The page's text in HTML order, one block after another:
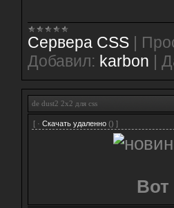
Сервера CSS
Добавил: karbon
de dust2 2x2 для css
[ · Скачать удаленно () ]
Вот